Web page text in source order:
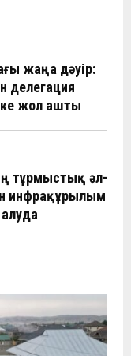
dI
n
р
а
в
и
жаңа дәуір:
делегация
жол ашты
тұрмыстық әл-
инфрақұрылым